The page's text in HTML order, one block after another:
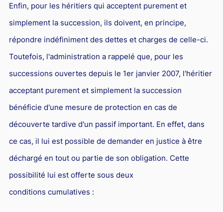
Transmission d'entreprise et avocat
Gestion des crises
Responsabilité Sociétale des Entreprises (R.S.E)
Hôtellerie et restauration
Procédures et tribunaux
Contentieux cession d’entreprise
Droit de la concurrence
Enfin, pour les héritiers qui acceptent purement et
simplement la succession, ils doivent, en principe,
répondre indéfiniment des dettes et charges de celle-ci.
Toutefois, l'administration a rappelé que, pour les
successions ouvertes depuis le 1er janvier 2007, l'héritier
acceptant purement et simplement la succession
bénéficie d'une mesure de protection en cas de
découverte tardive d'un passif important. En effet, dans
ce cas, il lui est possible de demander en justice à être
déchargé en tout ou partie de son obligation. Cette
possibilité lui est offerte sous deux
conditions cumulatives :